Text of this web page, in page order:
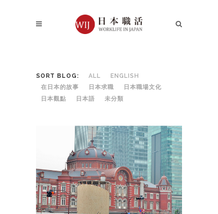
SORT BLOG: ALL
ENGLISH
在日本的故事
日本求職
日本職場文化
日本觀點
日本語 未分類